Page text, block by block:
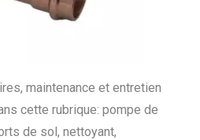
maintenance et entretien
cette rubrique: pompe de
de sol, nettoyant,